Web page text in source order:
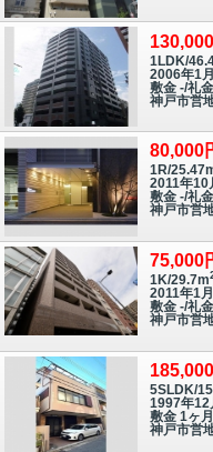
1LDK/
2006年1
敷金 -/礼
神戸市営
80,000
1R/
2011年10
敷金 -/礼
神戸市営
75,000
1K/29.7m
2011年1
敷金 -/礼
神戸市営
5SLDK/
1997年12
敷金 1ヶ
神戸市営